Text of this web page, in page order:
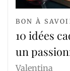
BON À
10 idées
un
Valentina